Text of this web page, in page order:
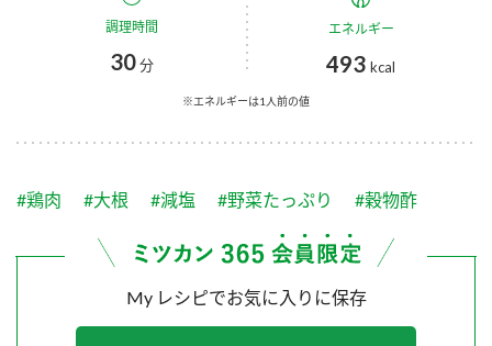
クイック調味料
ふりかけ おすしの素
つゆ
納豆のサイト
PIN印
千夜
企業理念
ミツカンの歴史
ミツカンを知る
環境への取り組み
ZENB initiative
お客様相談センター
お客様の声をいかしました
販売終了製品のご案内
調理時間
30分
エネルギー
493 kcal
※エネルギーは1人前の値
#鶏肉 #大根 #減塩 #野菜たっぷり #穀物酢
My レシピでお気に入りに保存